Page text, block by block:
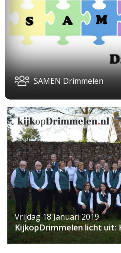
SAMEN Drimmelen
Vrijdag 18 Januari 2019
KijkopDrimmelen licht uit: